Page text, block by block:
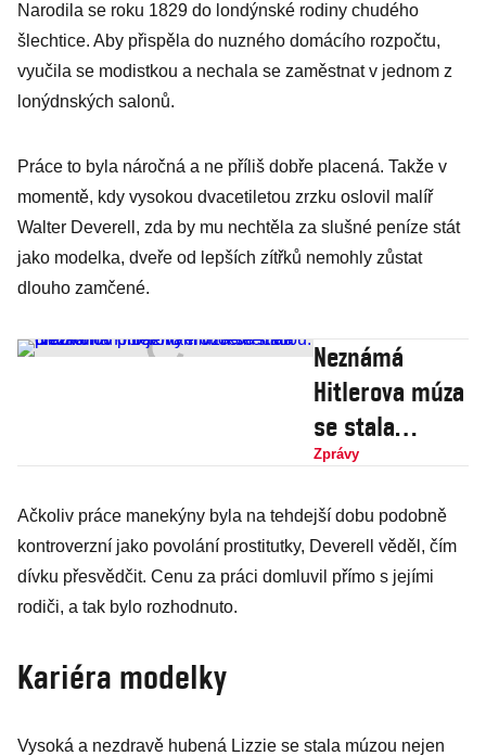
Narodila se roku 1829 do londýnské rodiny chudého
šlechtice. Aby přispěla do nuzného domácího rozpočtu,
vyučila se modistkou a nechala se zaměstnat v jednom z
lonýdnských salonů.
Práce to byla náročná a ne příliš dobře placená. Takže v
momentě, kdy vysokou dvacetiletou zrzku oslovil malíř
Walter Deverell, zda by mu nechtěla za slušné peníze stát
jako modelka, dveře od lepších zítřků nemohly zůstat
dlouho zamčené.
Neznámá
Hitlerova múza
se stala
předlohou pro
malbu.
Diktátorův
Zprávy
Ačkoliv práce manekýny byla na tehdejší dobu podobně
kontroverzní jako povolání prostitutky, Deverell věděl, čím
dívku přesvědčit. Cenu za práci domluvil přímo s jejími
rodiči, a tak bylo rozhodnuto.
Kariéra modelky
Vysoká a nezdravě hubená Lizzie se stala múzou nejen